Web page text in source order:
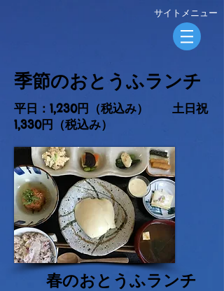
​サイトメニュー
​季節のおとうふランチ
平日：1,230円（税込み） 土日祝
1,330円（税込み）
春のおとうふランチ